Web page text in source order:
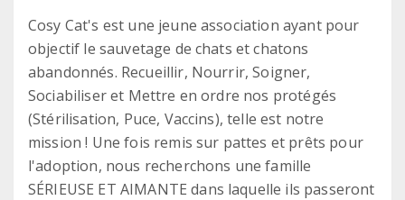
Cosy Cat's est une jeune association ayant pour
objectif le sauvetage de chats et chatons
abandonnés. Recueillir, Nourrir, Soigner,
Sociabiliser et Mettre en ordre nos protégés
(Stérilisation, Puce, Vaccins), telle est notre
mission ! Une fois remis sur pattes et prêts pour
l'adoption, nous recherchons une famille
SÉRIEUSE ET AIMANTE dans laquelle ils passeront